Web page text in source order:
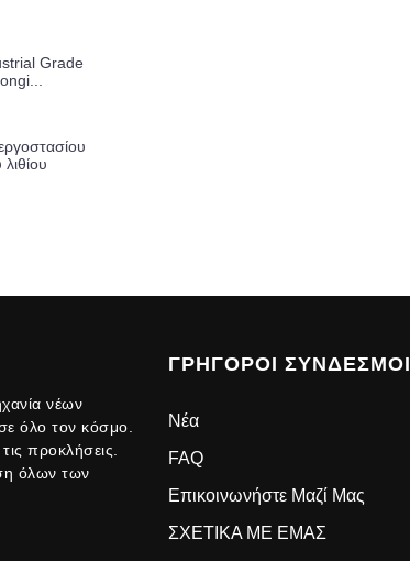
Grade
Ind...
Νιόβιο Π...
νέων
όλο τον κόσμο.
προκλήσεις.
όλων των
ΓΡΉΓΟΡΟΙ ΣΎΝΔΕΣΜΟΙ
Νέα
FAQ
Επικοινωνήστε Μαζί Μας
ΣΧΕΤΙΚΑ ΜΕ ΕΜΑΣ